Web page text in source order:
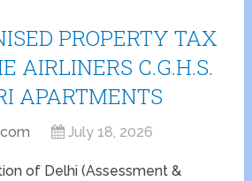
PROPERTY TAX
AIRLINERS C.G.H.S.
APARTMENTS
July 18, 2026
of Delhi (Assessment &